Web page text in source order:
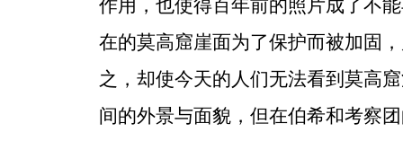
作用，也使得百年前的照片成了不
在的莫高窟崖面为了保护而被加固
之，却使今天的人们无法看到莫高
间的外景与面貌，但在伯希和考察